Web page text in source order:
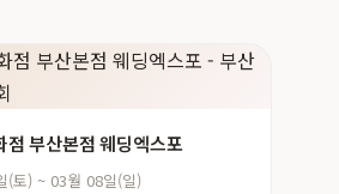
점 부산본점 웨딩엑스포
(토) ~ 03월 08일(일)